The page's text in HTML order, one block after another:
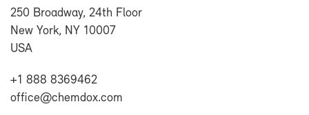
250 Broad­way, 24th Floor
New York, NY 10007
USA
+1 888 8369462
of­fice@chem­dox.com